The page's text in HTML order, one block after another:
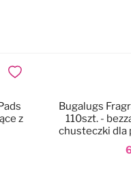
z
Dodaj do ulubionych
Bugalugs
110szt. -
chusteczki dla